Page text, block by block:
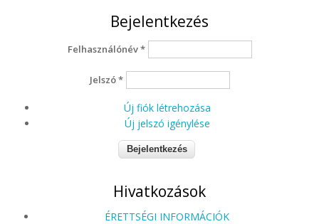
Bejelentkezés
Felhasználónév*
Jelszó*
Új fiók létrehozása
Új jelszó igénylése
Hivatkozások
ÉRETTSÉGI INFORMÁCIÓK